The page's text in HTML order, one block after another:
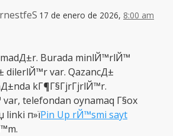
17 de enero de 2026, 8:00 am
Burada minlЙ™rlЙ™
dilerlЙ™r var. QazancД±
kГ¶Г§ГјrГјrlЙ™r.
telefondan oynamaq Г§ox
linki п»їPin Up rЙ™smi sayt